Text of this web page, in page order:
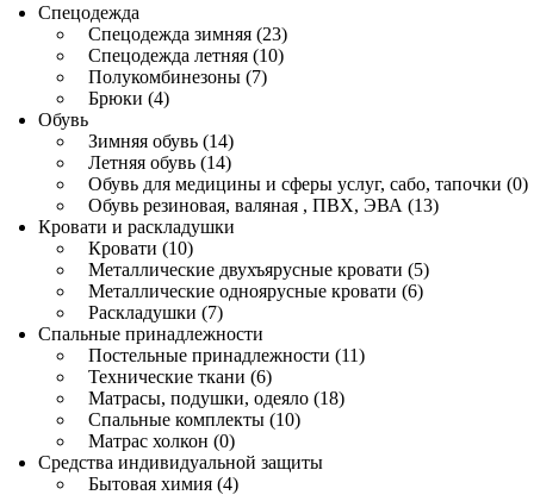
Спецодежда
Спецодежда зимняя (23)
Спецодежда летняя (10)
Полукомбинезоны (7)
Брюки (4)
Обувь
Зимняя обувь (14)
Летняя обувь (14)
Обувь для медицины и сферы услуг, сабо, тапочки (0)
Обувь резиновая, валяная , ПВХ, ЭВА (13)
Кровати и раскладушки
Кровати (10)
Металлические двухъярусные кровати (5)
Металлические одноярусные кровати (6)
Раскладушки (7)
Спальные принадлежности
Постельные принадлежности (11)
Технические ткани (6)
Матрасы, подушки, одеяло (18)
Спальные комплекты (10)
Матрас холкон (0)
Средства индивидуальной защиты
Бытовая химия (4)